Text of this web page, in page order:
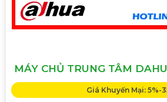
MÁY CHỦ TRUNG TÂM
Giá Khuyến Mại: 5%-